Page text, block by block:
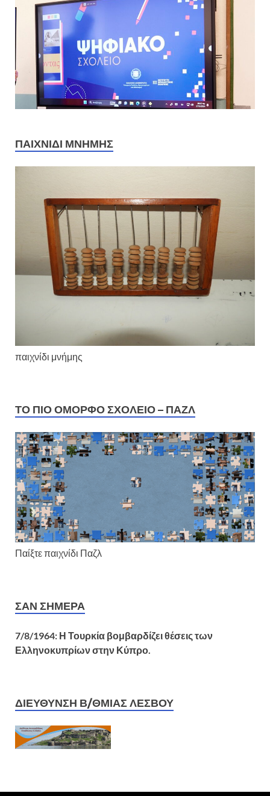
ΠΑΙΧΝΊΔΙ ΜΝΉΜΗΣ
παιχνίδι μνήμης
ΤΟ ΠΙΟ ΌΜΟΡΦΟ ΣΧΟΛΕΊΟ – ΠΑΖΛ
Παίξτε παιχνίδι Παζλ
ΣΑΝ ΣΉΜΕΡΑ
7/8/1964: Η Τουρκία βομβαρδίζει θέσεις των
Ελληνοκυπρίων στην Κύπρο.
ΔΙΕΥΘΥΝΣΗ Β/ΘΜΙΑΣ ΛΕΣΒΟΥ